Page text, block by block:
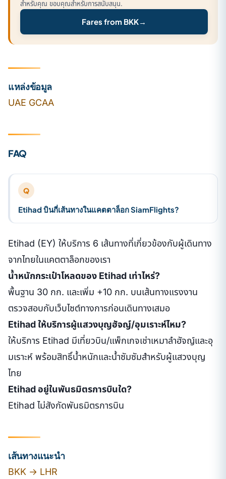
สำหรับคุณ ขอบคุณสำหรับการสนับสนุน.
Fares from BKK→
แหล่งข้อมูล
UAE GCAA
FAQ
Q
Etihad บินกี่เส้นทางในแคตตาล็อก SiamFlights?
Etihad (EY) ให้บริการ 6 เส้นทางที่เกี่ยวข้องกับผู้เดินทาง
จากไทยในแคตตาล็อกของเรา
น้ำหนักกระเป๋าโหลดของ Etihad เท่าไหร่?
พื้นฐาน 30 กก. และเพิ่ม +10 กก. บนเส้นทางแรงงาน
ตรวจสอบกับเว็บไซต์ทางการก่อนเดินทางเสมอ
Etihad ให้บริการผู้แสวงบุญฮัจญ์/อุมเราะห์ไหม?
ให้บริการ Etihad มีเที่ยวบิน/แพ็กเกจเช่าเหมาลำฮัจญ์และอุ
มเราะห์ พร้อมสิทธิ์น้ำหนักและน้ำซัมซัมสำหรับผู้แสวงบุญ
ไทย
Etihad อยู่ในพันธมิตรการบินใด?
Etihad ไม่สังกัดพันธมิตรการบิน
เส้นทางแนะนำ
BKK → LHR